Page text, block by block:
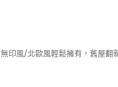
無印風/北歐風輕鬆擁有，舊屋翻